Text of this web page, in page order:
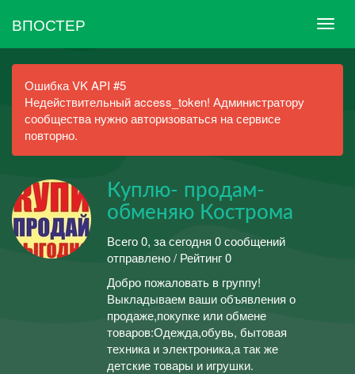
ВПОСТЕР
Ошибка VK API #5
Недействительный access_token! Администратору
сообщества нужно авторизоваться на сервисе
повторно.
Куплю- продам-
обменяю Кострома
Всего 0, за сегодня 0 сообщений
отправлено / Рейтинг 0
Добро пожаловать в группу!
Выкладываем ваши объявления о
продаже,покупке или обмене
товаров:Одежда,обувь, бытовая
техника и электроника,а так же
детские товары и игрушки.